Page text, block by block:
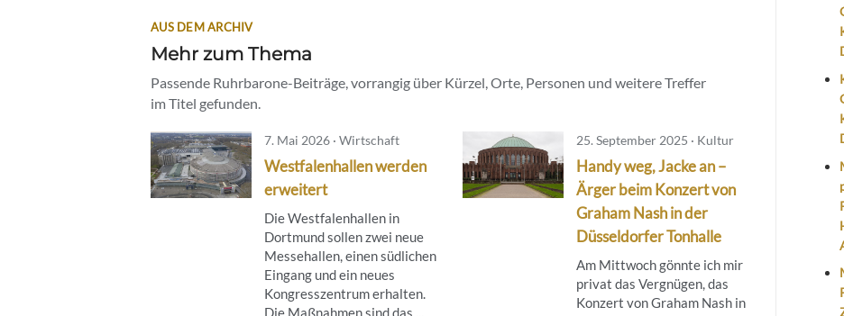
AUS DEM ARCHIV
Mehr zum Thema
Passende Ruhrbarone-Beiträge, vorrangig über Kürzel, Orte, Personen und weitere Treffer
im Titel gefunden.
7. Mai 2026 · Wirtschaft
Westfalenhallen werden
erweitert
Die Westfalenhallen in
Dortmund sollen zwei neue
Messehallen, einen südlichen
Eingang und ein neues
Kongresszentrum erhalten.
Die Maßnahmen sind das ...
25. September 2025 · Kultur
Handy weg, Jacke an –
Ärger beim Konzert von
Graham Nash in der
Düsseldorfer Tonhalle
Am Mittwoch gönnte ich mir
privat das Vergnügen, das
Konzert von Graham Nash in